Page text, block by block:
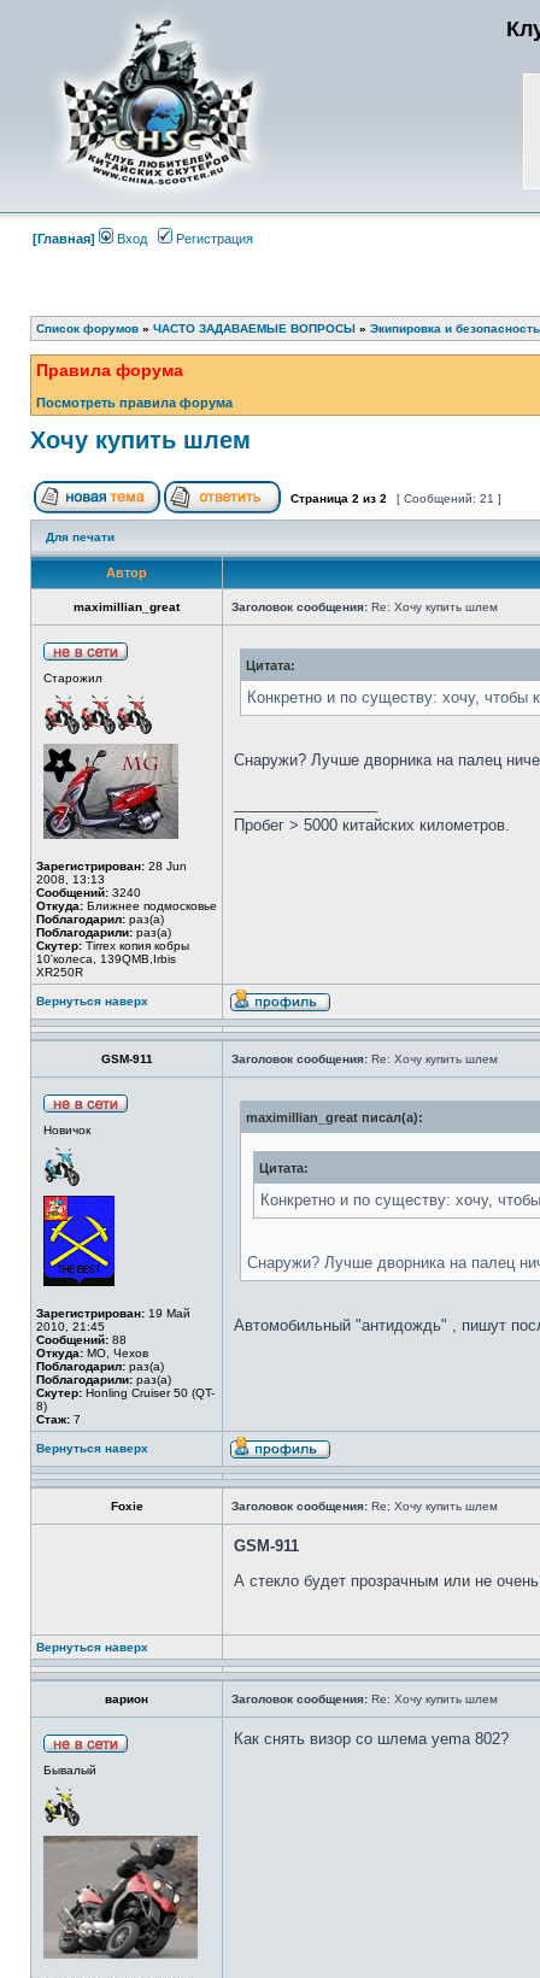
[Главная] Вход Регистрация
Список форумов » ЧАСТО ЗАДАВАЕМЫЕ ВОПРОСЫ » Экипировка и безопасность
Правила форума
Посмотреть правила форума
Хочу купить шлем
Страница 2 из 2 [ Сообщений: 21 ]
Для печати
Автор
maximillian_great Заголовок сообщения: Re: Хочу купить шлем
Старожил
Зарегистрирован: 28 Jun
2008, 13:13
Сообщений: 3240
Откуда: Ближнее подмосковье
Поблагодарил: раз(а)
Поблагодарили: раз(а)
Скутер: Tirrex копия кобры
10'колеса, 139QMB,Irbis
XR250R
Цитата:
Конкретно и по существу: хочу,
Снаружи? Лучше дворника на палец
Пробег > 5000 китайских километров.
Вернуться наверх
GSM-911 Заголовок сообщения: Re: Хочу купить шлем
Новичок
Зарегистрирован: 19 Май
2010, 21:45
Сообщений: 88
Откуда: МО, Чехов
Поблагодарил: раз(а)
Поблагодарили: раз(а)
Скутер: Honling Cruiser 50 (QT-
8)
Стаж: 7
maximillian_great писал(а):
Цитата:
Конкретно и по существу: хочу,
Снаружи? Лучше дворника на палец
Автомобильный "антидождь" , пишут
Вернуться наверх
Foxie Заголовок сообщения: Re: Хочу купить шлем
GSM-911
А стекло будет прозрачным или не
Вернуться наверх
варион Заголовок сообщения: Re: Хочу купить шлем
Бывалый
Как снять визор со шлема yema 802?